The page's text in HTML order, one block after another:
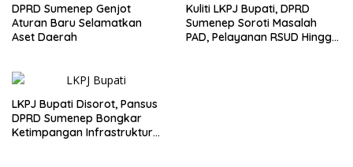
DPRD Sumenep Genjot
Aturan Baru Selamatkan
Aset Daerah
Kuliti LKPJ Bupati, DPRD
Sumenep Soroti Masalah
PAD, Pelayanan RSUD Hingga
LKPJ Bupati Disorot, Pansus
DPRD Sumenep Bongkar
Ketimpangan Infrastruktur